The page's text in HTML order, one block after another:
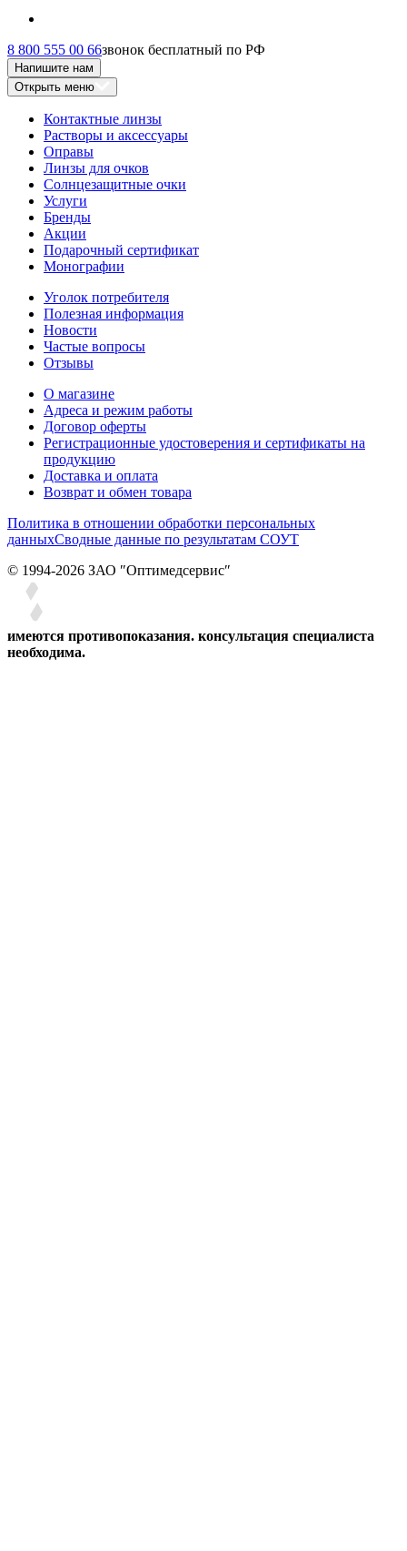
8 800 555 00 66звонок бесплатный по РФ
Напишите нам
Открыть меню
Контактные линзы
Растворы и аксессуары
Оправы
Линзы для очков
Солнцезащитные очки
Услуги
Бренды
Акции
Подарочный сертификат
Монографии
Уголок потребителя
Полезная информация
Новости
Частые вопросы
Отзывы
О магазине
Адреса и режим работы
Договор оферты
Регистрационные удостоверения и сертификаты на
продукцию
Доставка и оплата
Возврат и обмен товара
Политика в отношении обработки персональных
данныхСводные данные по результатам СОУТ
© 1994-2026 ЗАО ″Оптимедсервис″
имеются противопоказания. консультация специалиста
необходима.